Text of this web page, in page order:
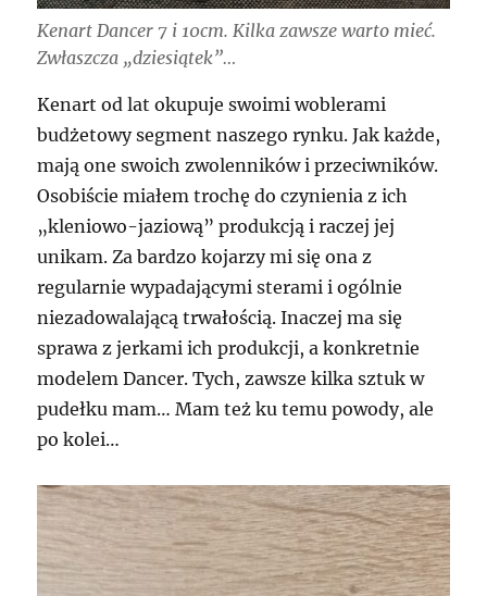
Kenart Dancer 7 i 10cm. Kilka zawsze warto mieć.
Zwłaszcza „dziesiątek”…
Kenart od lat okupuje swoimi woblerami
budżetowy segment naszego rynku. Jak każde,
mają one swoich zwolenników i przeciwników.
Osobiście miałem trochę do czynienia z ich
„kleniowo-jaziową” produkcją i raczej jej
unikam. Za bardzo kojarzy mi się ona z
regularnie wypadającymi sterami i ogólnie
niezadowalającą trwałością. Inaczej ma się
sprawa z jerkami ich produkcji, a konkretnie
modelem Dancer. Tych, zawsze kilka sztuk w
pudełku mam… Mam też ku temu powody, ale
po kolei…